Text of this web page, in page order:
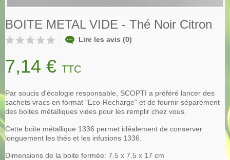
BOITE METAL VIDE - Thé Noir Citron
Lire les avis (0)
7,14 € TTC
Par soucis d'écologie responsable, SCOPTI a préféré lancer des
sachets vracs en format "Eco-Recharge" et de fournir séparément
des boites métalliques vides pour les remplir chez vous.
Cette boite métallique 1336 permet idéalement de conserver
longuement les thés et les infusions 1336.
Dimensions de la boite fermée: 7.5 x 7.5 x 17 cm